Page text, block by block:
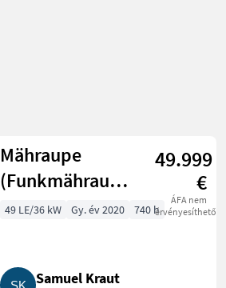
Mähraupe
(Funkmähraupe)
MDB LV 500 Pro
49.999
€
ÁFA nem
érvényesíthető
49 LE/36 kW Gy. év 2020 740 h
Samuel Kraut